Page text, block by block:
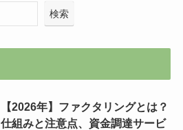
検索
【2026年】ファクタリングとは？
仕組みと注意点、資金調達サービ